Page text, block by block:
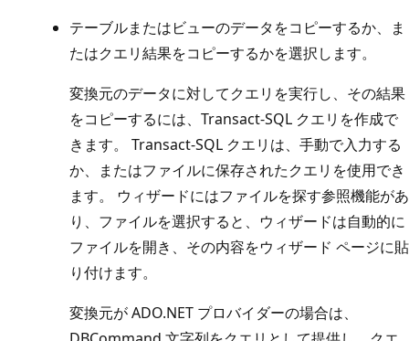
テーブルまたはビューのデータをコピーするか、ま
たはクエリ結果をコピーするかを選択します。
変換元のデータに対してクエリを実行し、その結果
をコピーするには、Transact-SQL クエリを作成で
きます。 Transact-SQL クエリは、手動で入力する
か、またはファイルに保存されたクエリを使用でき
ます。 ウィザードにはファイルを探す参照機能があ
り、ファイルを選択すると、ウィザードは自動的に
ファイルを開き、その内容をウィザード ページに貼
り付けます。
変換元が ADO.NET プロバイダーの場合は、